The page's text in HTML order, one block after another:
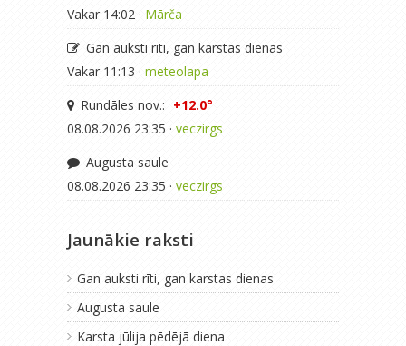
Vakar 14:02 · Mārča
Gan auksti rīti, gan karstas dienas
Vakar 11:13 · meteolapa
Rundāles nov.: +12.0°
08.08.2026 23:35 · veczirgs
Augusta saule
08.08.2026 23:35 · veczirgs
Jaunākie raksti
Gan auksti rīti, gan karstas dienas
Augusta saule
Karsta jūlija pēdējā diena